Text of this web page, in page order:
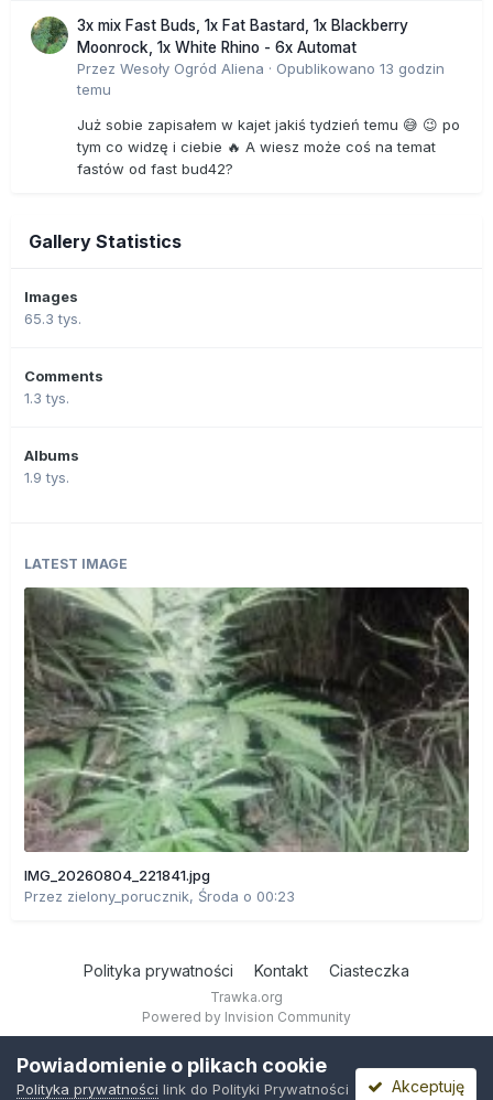
3x mix Fast Buds, 1x Fat Bastard, 1x Blackberry
Moonrock, 1x White Rhino - 6x Automat
Przez Wesoły Ogród Aliena · Opublikowano 13 godzin
temu
Już sobie zapisałem w kajet jakiś tydzień temu 😅 😉 po
tym co widzę i ciebie 🔥 A wiesz może coś na temat
fastów od fast bud42?
Gallery Statistics
Images
65.3 tys.
Comments
1.3 tys.
Albums
1.9 tys.
LATEST IMAGE
IMG_20260804_221841.jpg
Przez zielony_porucznik, Środa o 00:23
Polityka prywatności Kontakt Ciasteczka
Trawka.org
Powered by Invision Community
Powiadomienie o plikach cookie
Polityka prywatności link do Polityki Prywatności Akceptuję